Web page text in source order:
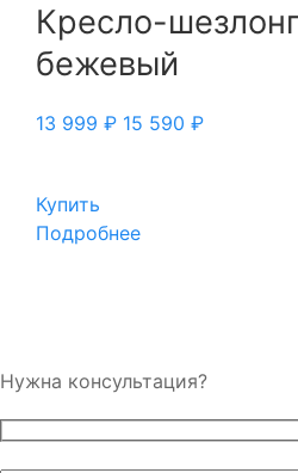
Кресло-
бежевый
13 999 ₽ 15 590 ₽
Купить
Подробнее
Нужна консультация?